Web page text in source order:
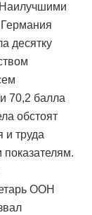
десятку
70,2 балла
обстоят
и труда
ООН